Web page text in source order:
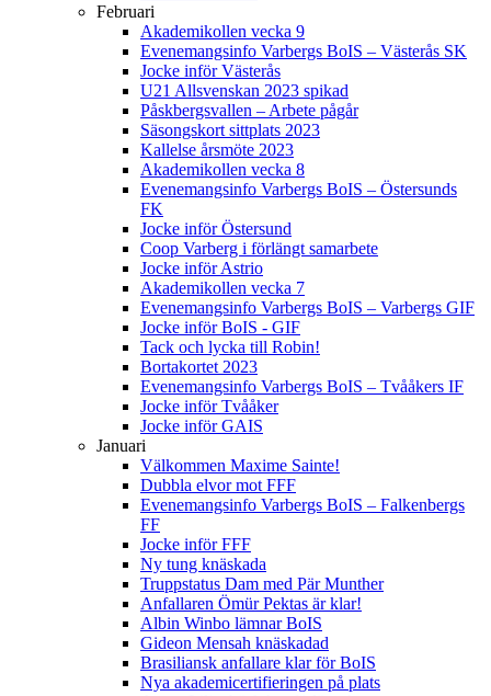
Februari
Akademikollen vecka 9
Evenemangsinfo Varbergs BoIS – Västerås SK
Jocke inför Västerås
U21 Allsvenskan 2023 spikad
Påskbergsvallen – Arbete pågår
Säsongskort sittplats 2023
Kallelse årsmöte 2023
Akademikollen vecka 8
Evenemangsinfo Varbergs BoIS – Östersunds
FK
Jocke inför Östersund
Coop Varberg i förlängt samarbete
Jocke inför Astrio
Akademikollen vecka 7
Evenemangsinfo Varbergs BoIS – Varbergs GIF
Jocke inför BoIS - GIF
Tack och lycka till Robin!
Bortakortet 2023
Evenemangsinfo Varbergs BoIS – Tvååkers IF
Jocke inför Tvååker
Jocke inför GAIS
Januari
Välkommen Maxime Sainte!
Dubbla elvor mot FFF
Evenemangsinfo Varbergs BoIS – Falkenbergs
FF
Jocke inför FFF
Ny tung knäskada
Truppstatus Dam med Pär Munther
Anfallaren Ömür Pektas är klar!
Albin Winbo lämnar BoIS
Gideon Mensah knäskadad
Brasiliansk anfallare klar för BoIS
Nya akademicertifieringen på plats